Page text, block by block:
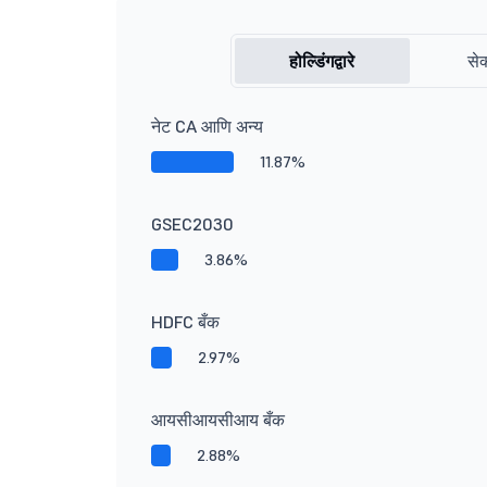
होल्डिंगद्वारे
नेट CA आणि अन्य
11.87%
GSEC2030
3.86%
HDFC बँक
2.97%
आयसीआयसीआय बँक
2.88%